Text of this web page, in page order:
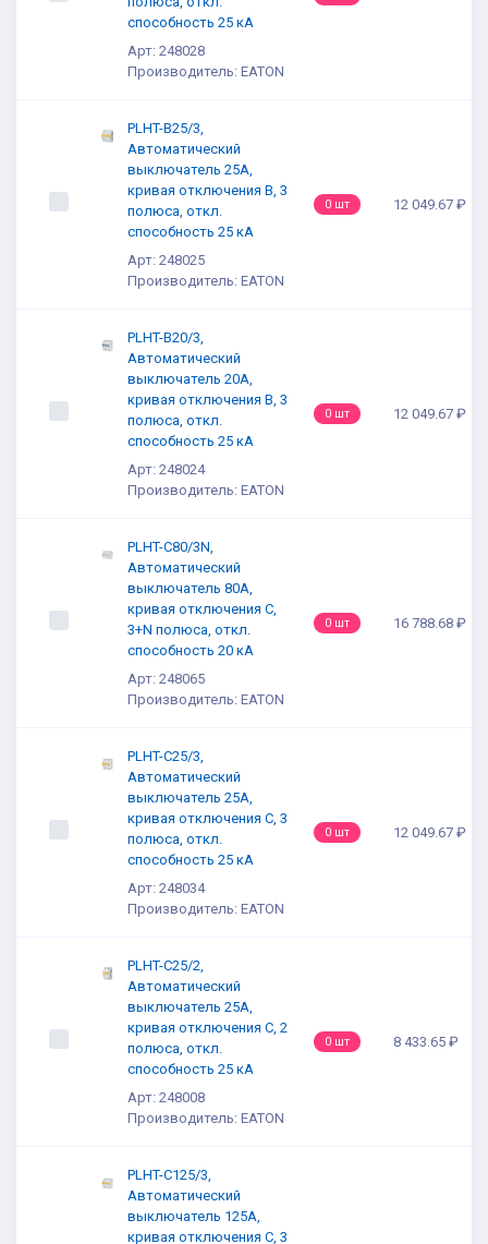
способность 25 кА
Арт: 248028
Производитель: EATON
PLHT-B25/3,
Автоматический
выключатель 25А,
кривая отключения В, 3
полюса, откл.
способность 25 кА
Арт: 248025
Производитель: EATON
0 шт 12 049.67 ₽
PLHT-B20/3,
Автоматический
выключатель 20А,
кривая отключения В, 3
полюса, откл.
способность 25 кА
Арт: 248024
Производитель: EATON
0 шт 12 049.67 ₽
PLHT-C80/3N,
Автоматический
выключатель 80А,
кривая отключения С,
3+N полюса, откл.
способность 20 кА
Арт: 248065
Производитель: EATON
0 шт 16 788.68 ₽
PLHT-C25/3,
Автоматический
выключатель 25А,
кривая отключения С, 3
полюса, откл.
способность 25 кА
Арт: 248034
Производитель: EATON
0 шт 12 049.67 ₽
PLHT-C25/2,
Автоматический
выключатель 25А,
кривая отключения С, 2
полюса, откл.
способность 25 кА
Арт: 248008
Производитель: EATON
0 шт 8 433.65 ₽
PLHT-C125/3,
Автоматический
выключатель 125А,
кривая отключения С, 3